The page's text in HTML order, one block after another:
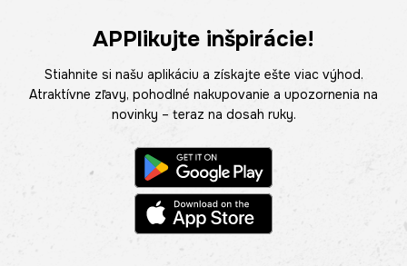
APPlikujte inšpirácie!
Stiahnite si našu aplikáciu a získajte ešte viac výhod.
Atraktívne zľavy, pohodlné nakupovanie a upozornenia na
novinky – teraz na dosah ruky.